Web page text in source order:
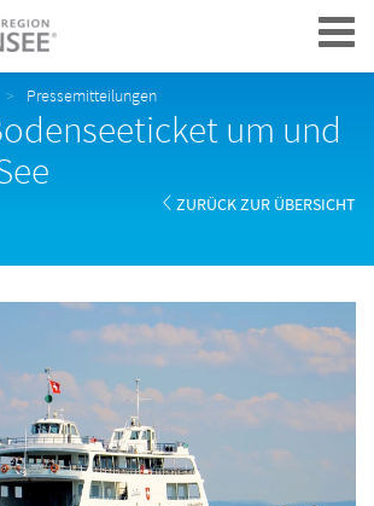
Navigation
Pressemitteilungen
um und
ZURÜCK ZUR ÜBERSICHT